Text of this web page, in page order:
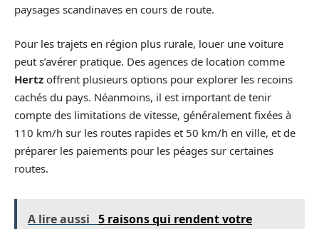
paysages scandinaves en cours de route.
Pour les trajets en région plus rurale, louer une voiture
peut s’avérer pratique. Des agences de location comme
Hertz offrent plusieurs options pour explorer les recoins
cachés du pays. Néanmoins, il est important de tenir
compte des limitations de vitesse, généralement fixées à
110 km/h sur les routes rapides et 50 km/h en ville, et de
préparer les paiements pour les péages sur certaines
routes.
A lire aussi 5 raisons qui rendent votre